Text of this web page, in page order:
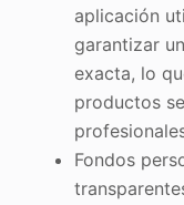
aplicación
garantizar
exacta, lo
productos
Fondos